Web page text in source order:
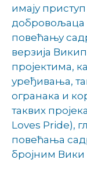
имају
повећању
верзија
пројектима,
уређивања,
огранака и
таквих
Loves Pride),
повећања
бројним Вики